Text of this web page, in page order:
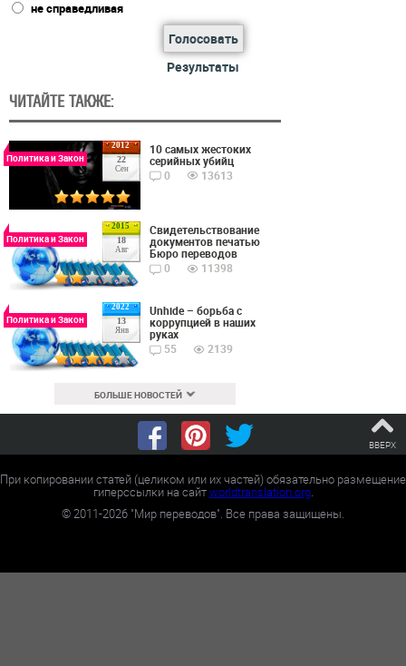
не справедливая
Голосовать
Результаты
ЧИТАЙТЕ ТАКЖЕ:
2012
22
Сен
Политика и Закон
10 самых жестоких
серийных убийц
0
13613
2015
18
Авг
Политика и Закон
Cвидетельствование
документов печатью
Бюро переводов
0
11398
2022
13
Янв
Политика и Закон
Unhide – борьба с
коррупцией в наших
руках
55
2139
БОЛЬШЕ НОВОСТЕЙ
ВВЕРХ
При копировании статей (целиком или их частей) обязательно размещение
гиперссылки на сайтworldtranslation.org.
©2011-2026 "Мир переводов". Все права защищены.